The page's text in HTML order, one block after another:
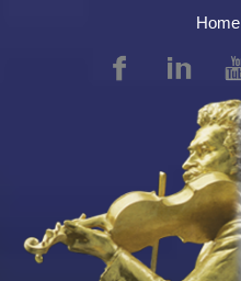
Home